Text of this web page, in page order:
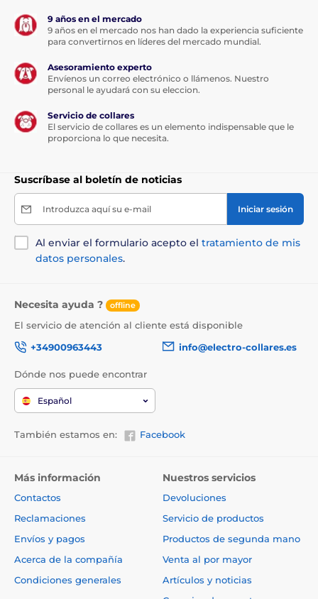
9 años en el mercado
9 años en el mercado nos han dado la experiencia suficiente
para convertirnos en líderes del mercado mundial.
Asesoramiento experto
Envíenos un correo electrónico o llámenos. Nuestro
personal le ayudará con su eleccion.
Servicio de collares
El servicio de collares es un elemento indispensable que le
proporciona lo que necesita.
Suscríbase al boletín de noticias
Introduzca aquí su e-mail Iniciar sesión
Al enviar el formulario acepto el tratamiento de mis
datos personales.
Necesita ayuda ? offline
El servicio de atención al cliente está disponible
+34900963443
info@electro-collares.es
Dónde nos puede encontrar
Español
También estamos en: Facebook
Más información
Contactos
Reclamaciones
Envíos y pagos
Acerca de la compañía
Condiciones generales
Nuestros servicios
Devoluciones
Servicio de productos
Productos de segunda mano
Venta al por mayor
Artículos y noticias